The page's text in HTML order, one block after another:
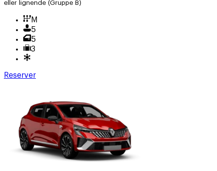
eller lignende (Gruppe B)
M
5
5
3
Reserver